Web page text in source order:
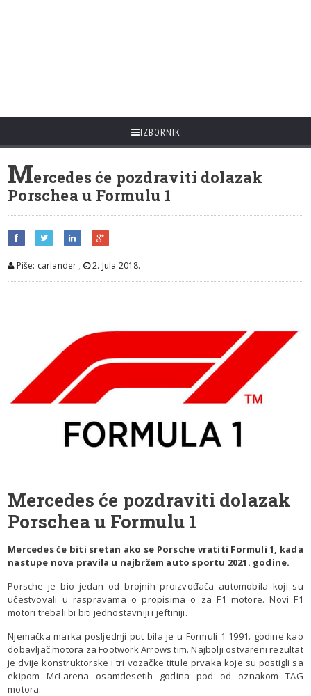
IZBORNIK
Mercedes će pozdraviti dolazak
Porschea u Formulu 1
Piše: carlander , 2. Jula 2018.
Mercedes će pozdraviti dolazak
Porschea u Formulu 1
Mercedes će biti sretan ako se Porsche vratiti Formuli 1, kada
nastupe nova pravila u najbržem auto sportu 2021. godine.
Porsche je bio jedan od brojnih proizvođača automobila koji su
učestvovali u raspravama o propisima o za F1 motore. Novi F1
motori trebali bi biti jednostavniji i jeftiniji.
Njemačka marka posljednji put bila je u Formuli 1 1991. godine kao
dobavljač motora za Footwork Arrows tim. Najbolji ostvareni rezultat
je dvije konstruktorske i tri vozačke titule prvaka koje su postigli sa
ekipom McLarena osamdesetih godina pod od oznakom TAG
motora.